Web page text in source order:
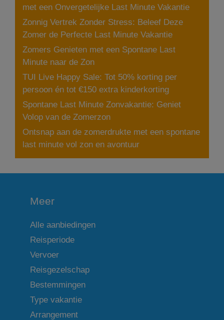
met een Onvergetelijke Last Minute Vakantie
Zonnig Vertrek Zonder Stress: Beleef Deze
Zomer de Perfecte Last Minute Vakantie
Zomers Genieten met een Spontane Last
Minute naar de Zon
TUI Live Happy Sale: Tot 50% korting per
persoon én tot €150 extra kinderkorting
Spontane Last Minute Zonvakantie: Geniet
Volop van de Zomerzon
Ontsnap aan de zomerdrukte met een spontane
last minute vol zon en avontuur
Meer
Alle aanbiedingen
Reisperiode
Vervoer
Reisgezelschap
Bestemmingen
Type vakantie
Arrangement